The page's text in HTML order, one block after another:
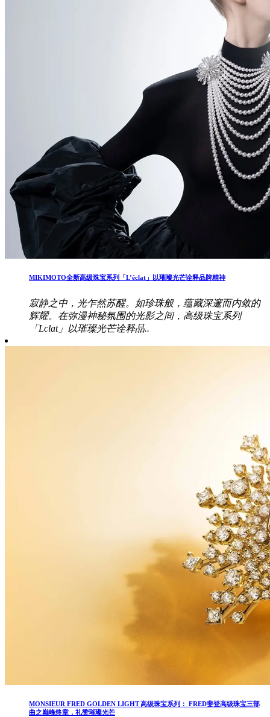
MIKIMOTO全新高级珠宝系列「L’éclat」以璀璨光芒诠释品牌精神
寂静之中，光乍然苏醒。如珍珠般，蕴藏深邃而内敛的
辉耀。在弥漫神秘氛围的光影之间，高级珠宝系列
「Lclat」以璀璨光芒诠释品..
MONSIEUR FRED GOLDEN LIGHT 高级珠宝系列： FRED斐登高级珠宝三部
曲之巅峰终章，礼赞璀璨光芒